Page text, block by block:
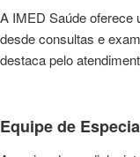
A IMED Saúde oferece
desde consultas e
destaca pelo
Equipe de